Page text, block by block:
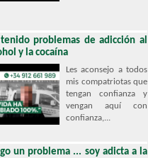
problemas de adicción al
y la cocaína
Les aconsejo a todos
mis compatriotas que
tengan confianza y
vengan aquí con
confianza,...
un problema ... soy adicta a la